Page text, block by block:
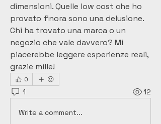
dimensioni. Quelle low cost che ho
provato finora sono una delusione.
Chi ha trovato una marca o un
negozio che vale davvero? Mi
piacerebbe leggere esperienze reali,
grazie mille!
0
1 12
Write a comment...